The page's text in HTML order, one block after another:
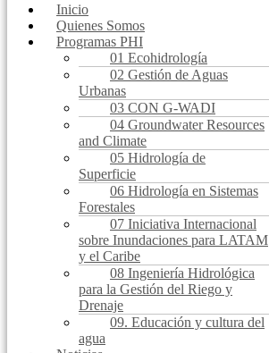
Inicio
Quienes Somos
Programas PHI
01 Ecohidrología
02 Gestión de Aguas
Urbanas
03 CON G-WADI
04 Groundwater Resources
and Climate
05 Hidrología de
Superficie
06 Hidrología en Sistemas
Forestales
07 Iniciativa Internacional
sobre Inundaciones para LATAM
y el Caribe
08 Ingeniería Hidrológica
para la Gestión del Riego y
Drenaje
09. Educación y cultura del
agua